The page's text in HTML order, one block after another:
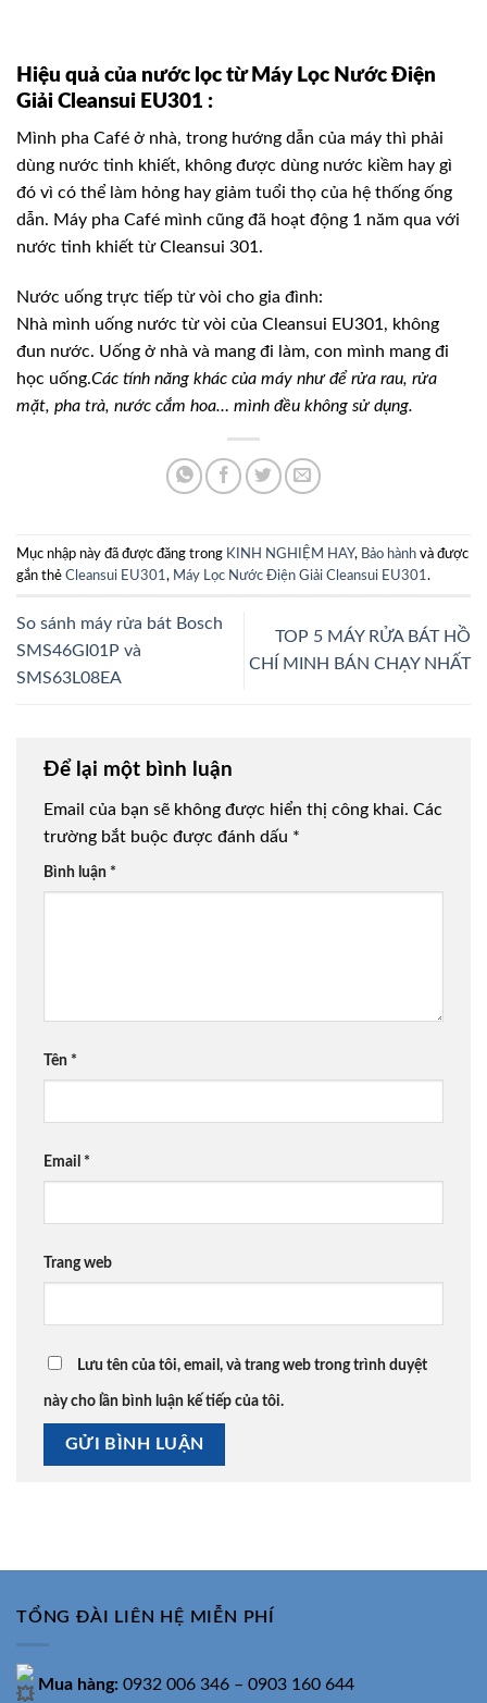
Hiệu quả của nước lọc từ Máy Lọc Nước Điện
Giải Cleansui EU301 :
Mình pha Café ở nhà, trong hướng dẫn của máy thì phải
dùng nước tinh khiết, không được dùng nước kiềm hay gì
đó vì có thể làm hỏng hay giảm tuổi thọ của hệ thống ống
dẫn. Máy pha Café mình cũng đã hoạt động 1 năm qua với
nước tinh khiết từ Cleansui 301.
Nước uống trực tiếp từ vòi cho gia đình:
Nhà mình uống nước từ vòi của Cleansui EU301, không
đun nước. Uống ở nhà và mang đi làm, con mình mang đi
học uống.Các tính năng khác của máy như để rửa rau, rửa
mặt, pha trà, nước cắm hoa… mình đều không sử dụng.
Mục nhập này đã được đăng trong KINH NGHIỆM HAY, Bảo hành và được
gắn thẻ Cleansui EU301 , Máy Lọc Nước Điện Giải Cleansui EU301 .
So sánh máy rửa bát Bosch
SMS46GI01P và
SMS63L08EA
TOP 5 MÁY RỬA BÁT HỒ
CHÍ MINH BÁN CHẠY NHẤT
Để lại một bình luận
Email của bạn sẽ không được hiển thị công khai. Các
trường bắt buộc được đánh dấu *
Bình luận *
Tên *
Email *
Trang web
Lưu tên của tôi, email, và trang web trong trình duyệt
này cho lần bình luận kế tiếp của tôi.
TỔNG ĐÀI LIÊN HỆ MIỄN PHÍ
Mua hàng: 0932 006 346 – 0903 160 644